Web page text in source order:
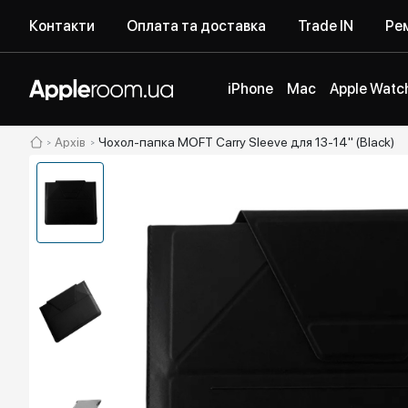
Контакти Оплата та доставка Trade IN
iPhone Mac Apple
Архів Чохол-папка MOFT Carry Sleeve для 13-14" (Black)